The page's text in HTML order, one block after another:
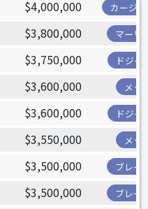
$4,000,000 カージ
$3,800,000 マーリ
$3,750,000 ドジャ
$3,600,000 メッ
$3,600,000 ドジャ
$3,550,000 メッ
$3,500,000 ブレー
$3,500,000 ブレー